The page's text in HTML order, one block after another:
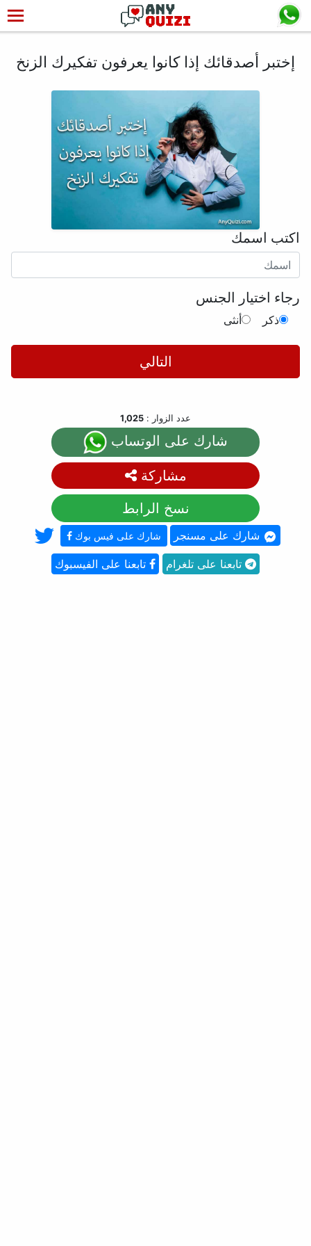
إختبر أصدقائك إذا كانوا يعرفون تفكيرك الزنخ
اكتب اسمك
رجاء اختيار الجنس
ذكر أنثى
التالي
عدد الزوار : 1,025
شارك على الوتساب
مشاركة
نسخ الرابط
شارك على فيس بوك شارك على مسنجر
تابعنا على الفيسبوك تابعنا على تلغرام